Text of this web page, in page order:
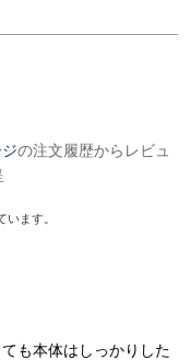
の注文履歴からレビュ
ます。
も本体はしっかりした